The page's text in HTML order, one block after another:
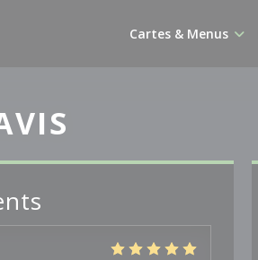
Cartes & Menus